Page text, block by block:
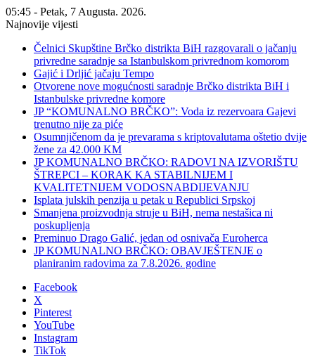
05:45 - Petak, 7 Augusta. 2026.
Najnovije vijesti
Čelnici Skupštine Brčko distrikta BiH razgovarali o jačanju
privredne saradnje sa Istanbulskom privrednom komorom
Gajić i Drljić jačaju Tempo
Otvorene nove mogućnosti saradnje Brčko distrikta BiH i
Istanbulske privredne komore
JP “KOMUNALNO BRČKO”: Voda iz rezervoara Gajevi
trenutno nije za piće
Osumnjičenom da je prevarama s kriptovalutama oštetio dvije
žene za 42.000 KM
JP KOMUNALNO BRČKO: RADOVI NA IZVORIŠTU
ŠTREPCI – KORAK KA STABILNIJEM I
KVALITETNIJEM VODOSNABDIJEVANJU
Isplata julskih penzija u petak u Republici Srpskoj
Smanjena proizvodnja struje u BiH, nema nestašica ni
poskupljenja
Preminuo Drago Galić, jedan od osnivača Euroherca
JP KOMUNALNO BRČKO: OBAVJEŠTENJE o
planiranim radovima za 7.8.2026. godine
Facebook
X
Pinterest
YouTube
Instagram
TikTok